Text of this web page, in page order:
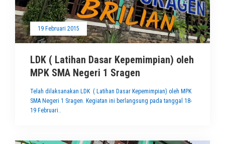
19 Februari 2015
LDK ( Latihan Dasar Kepemimpian) oleh
MPK SMA Negeri 1 Sragen
Telah dilaksanakan LDK ( Latihan Dasar Kepemimpian) oleh MPK
SMA Negeri 1 Sragen. Kegiatan ini berlangsung pada tanggal 18-
19 Februari..